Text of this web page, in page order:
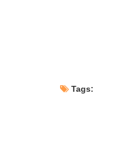
Tags: